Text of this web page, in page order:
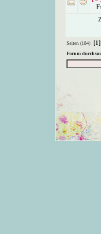
Seiten (184): [1]
Forum